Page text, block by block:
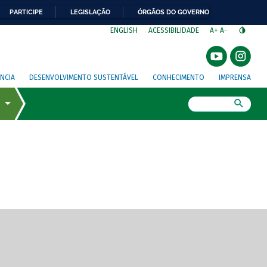
PARTICIPE LEGISLAÇÃO ÓRGÃOS DO GOVERNO
ENGLISH ACESSIBILIDADE A+ A-
DESENVOLVIMENTO SUSTENTÁVEL CONHECIMENTO IMPRENSA
de tela